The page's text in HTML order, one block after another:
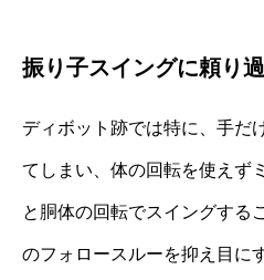
振り子スイングに頼り
ディボット跡では特に、手だ
てしまい、体の回転を使えず
と胴体の回転でスイングする
のフォロースルーを抑え目に